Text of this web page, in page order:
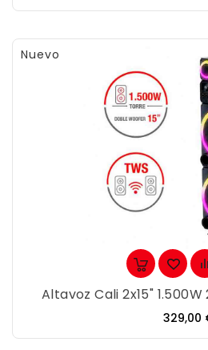
Nuevo
Altavoz Cali 2x15"
Precio
329,00